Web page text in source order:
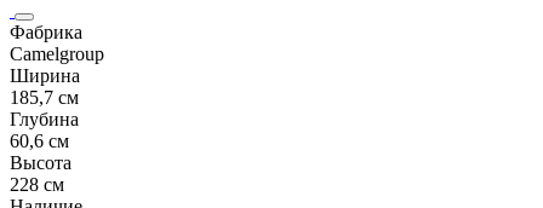
Фабрика
Camelgroup
Ширина
185,7 см
Глубина
60,6 см
Высота
228 см